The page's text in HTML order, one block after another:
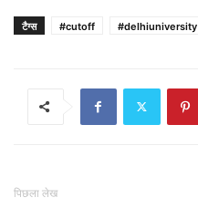
टैग्स #cutoff #delhiuniversity
पिछला लेख